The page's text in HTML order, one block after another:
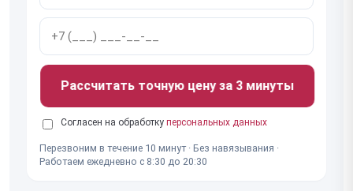
Рассчитать точную цену за 3 минуты
Согласен на обработку персональных данных
Перезвоним в течение 10 минут · Без навязывания ·
Работаем ежедневно с 8:30 до 20:30